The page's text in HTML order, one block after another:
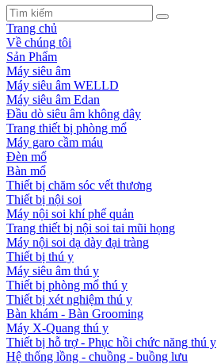
Trang chủ
Về chúng tôi
Sản Phẩm
Máy siêu âm
Máy siêu âm WELLD
Máy siêu âm Edan
Đầu dò siêu âm không dây
Trang thiết bị phòng mổ
Máy garo cầm máu
Đèn mổ
Bàn mổ
Thiết bị chăm sóc vết thương
Thiết bị nội soi
Máy nội soi khí phế quản
Trang thiết bị nội soi tai mũi họng
Máy nội soi dạ dày đại tràng
Thiết bị thú y
Máy siêu âm thú y
Thiết bị phòng mổ thú y
Thiết bị xét nghiệm thú y
Bàn khám - Bàn Grooming
Máy X-Quang thú y
Thiết bị hỗ trợ - Phục hồi chức năng thú y
Hệ thống lồng - chuồng - buồng lưu